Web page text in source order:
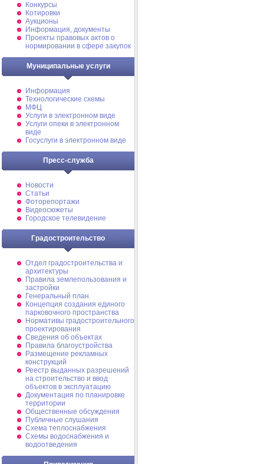
Конкурсы
Котировки
Аукционы
Информация, документы
Проекты правовых актов о
нормировании в сфере закупок
Муниципальные услуги
Информация
Технологические схемы
МФЦ
Услуги в электронном виде
Услуги опеки в электронном
виде
Госуслуги в электронном виде
Пресс-служба
Новости
Статьи
Фоторепортажи
Видеосюжеты
Городское телевидение
Градостроительство
Отдел градостроительства и
архитектуры
Правила землепользования и
застройки
Генеральный план
Концепция создания единого
парковочного пространства
Нормативы градостроительного
проектирования
Сведения об объектах
Правила благоустройства
Размещение рекламных
конструкций
Реестр выданных разрешений
на строительство и ввод
объектов в эксплуатацию
Документация по планировке
территории
Общественные обсуждения
Публичные слушания
Схема теплоснабжения
Схемы водоснабжения и
водоотведения